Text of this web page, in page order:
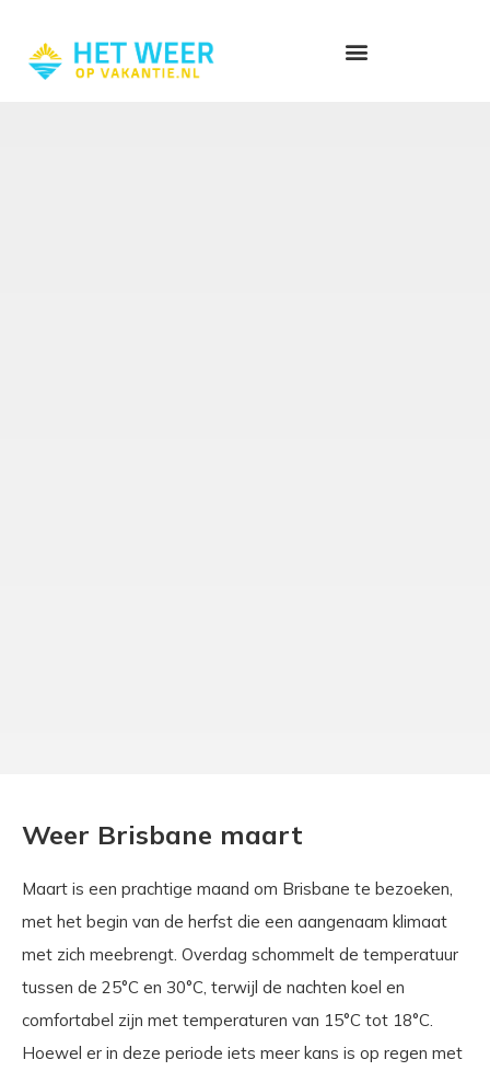
Weer Brisbane maart
Maart is een prachtige maand om Brisbane te bezoeken,
met het begin van de herfst die een aangenaam klimaat
met zich meebrengt. Overdag schommelt de temperatuur
tussen de 25°C en 30°C, terwijl de nachten koel en
comfortabel zijn met temperaturen van 15°C tot 18°C.
Hoewel er in deze periode iets meer kans is op regen met